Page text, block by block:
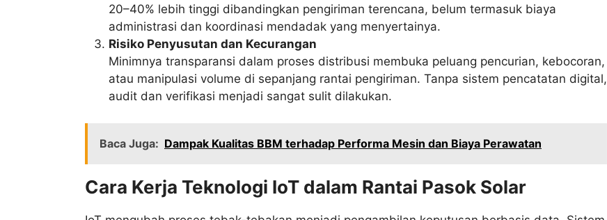
20–40% lebih tinggi dibandingkan pengiriman terencana, belum termasuk biaya
administrasi dan koordinasi mendadak yang menyertainya.
Risiko Penyusutan dan Kecurangan
Minimnya transparansi dalam proses distribusi membuka peluang pencurian, kebocoran,
atau manipulasi volume di sepanjang rantai pengiriman. Tanpa sistem pencatatan digital,
audit dan verifikasi menjadi sangat sulit dilakukan.
Baca Juga: Dampak Kualitas BBM terhadap Performa Mesin dan Biaya Perawatan
Cara Kerja Teknologi IoT dalam Rantai Pasok Solar